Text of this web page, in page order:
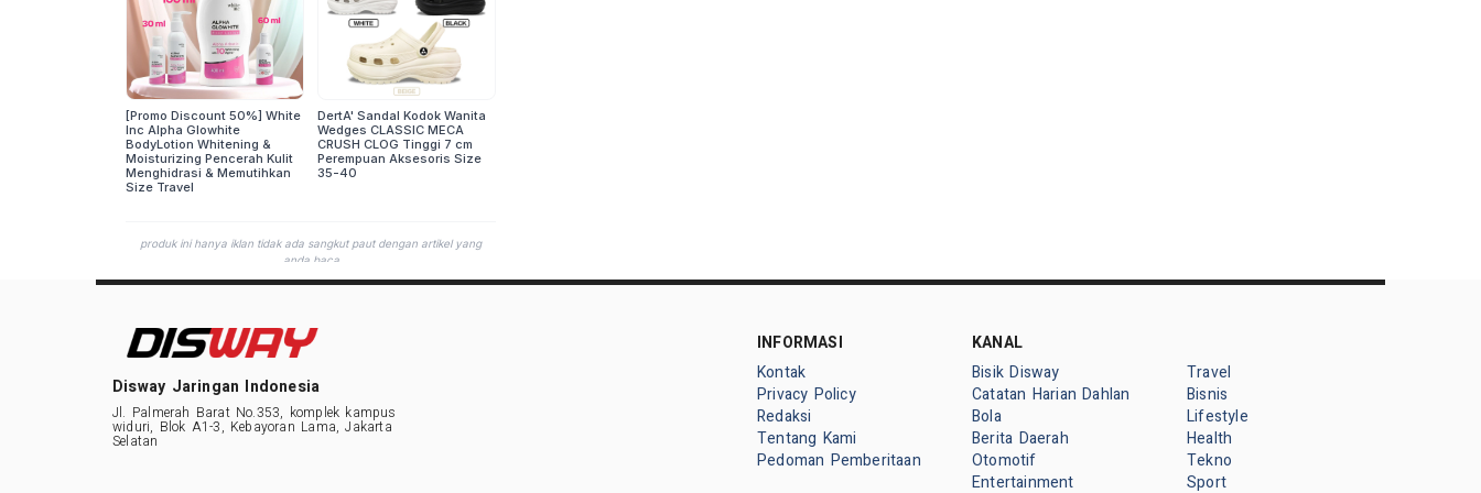
Disway Jaringan Indonesia
Jl. Palmerah Barat No.353, komplek kampus
widuri, Blok A1-3, Kebayoran Lama, Jakarta
Selatan
INFORMASI
Kontak
Privacy Policy
Redaksi
Tentang Kami
Pedoman Pemberitaan
KANAL
Bisik Disway
Catatan Harian Dahlan
Bola
Berita Daerah
Otomotif
Entertainment
Travel
Bisnis
Lifestyle
Health
Tekno
Sport